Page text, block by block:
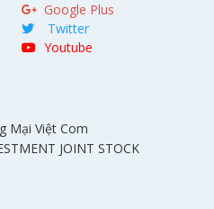
Google Plus
Twitter
Youtube
Mại Việt Com
JOINT STOCK